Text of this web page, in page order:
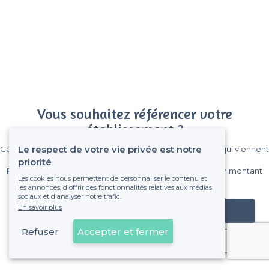
Vous souhaitez référencer votre
établissement ?
Gagnez de nombreux clients parmi le million de visiteurs qui viennent
Pas de commissions et sans engagement, vous payez un montant
fixe sans risque de voir déraper la facture.
Référencer mon établissement
Déjà client
Le respect de votre vie privée est notre
priorité
Les cookies nous permettent de personnaliser le contenu et
les annonces, d'offrir des fonctionnalités relatives aux médias
sociaux et d'analyser notre trafic.
En savoir plus
Refuser Accepter et fermer